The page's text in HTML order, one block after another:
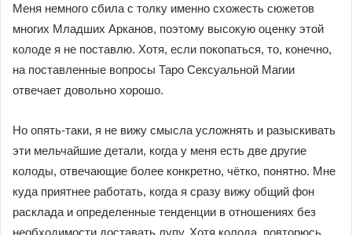
Меня немного сбила с толку именно схожесть сюжетов
многих Младших Арканов, поэтому высокую оценку этой
колоде я не поставлю. Хотя, если покопаться, то, конечно,
на поставленные вопросы Таро Сексуальной Магии
отвечает довольно хорошо.
Но опять-таки, я не вижу смысла усложнять и разыскивать
эти мельчайшие детали, когда у меня есть две другие
колоды, отвечающие более конкретно, чётко, понятно. Мне
куда приятнее работать, когда я сразу вижу общий фон
расклада и определенные тенденции в отношениях без
необходимости доставать лупу. Хотя колода, повторюсь,